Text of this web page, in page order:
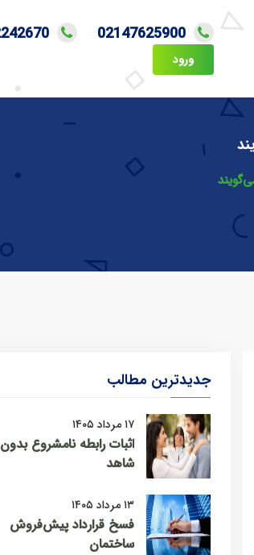
02147625900
09212242670
ورود
جدیدترین مطالب
۱۷ مرداد ۱۴۰۵
اثبات رابطه نامشروع بدون
شاهد
۱۳ مرداد ۱۴۰۵
فسخ قرارداد پیش‌فروش
ساختمان